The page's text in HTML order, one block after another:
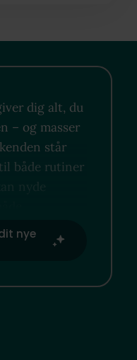
dig alt, du
– og masser
står
både rutiner
nyde
nye